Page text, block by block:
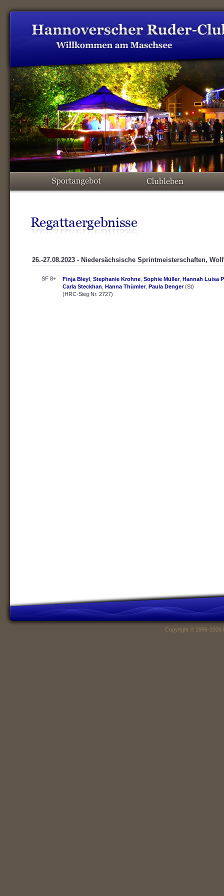
26.-27.08.2023 - Niedersächsische Sprintmeisterschaften,
SF 8+ Finja Bleyl Stephanie Krohne Sophie Müller, Hannah Luisa
Carla Steckhan Hanna Thümler, Paula Denger(St)
(HRC-Sieg Nr. 2727)
Copyright © 1996-2026